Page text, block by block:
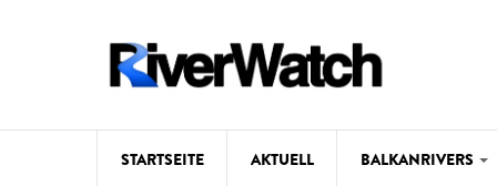
STARTSEITE AKTUELL BALKANRIVERS